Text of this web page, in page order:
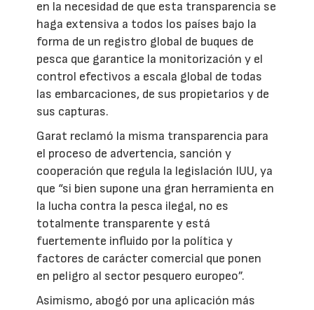
en la necesidad de que esta transparencia se
haga extensiva a todos los países bajo la
forma de un registro global de buques de
pesca que garantice la monitorización y el
control efectivos a escala global de todas
las embarcaciones, de sus propietarios y de
sus capturas.
Garat reclamó la misma transparencia para
el proceso de advertencia, sanción y
cooperación que regula la legislación IUU, ya
que “si bien supone una gran herramienta en
la lucha contra la pesca ilegal, no es
totalmente transparente y está
fuertemente influido por la política y
factores de carácter comercial que ponen
en peligro al sector pesquero europeo”.
Asimismo, abogó por una aplicación más